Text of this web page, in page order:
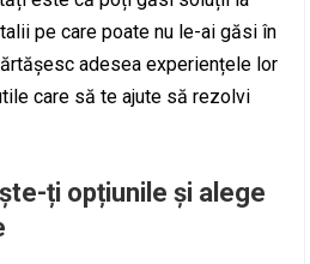
pe care poate nu le-ai găsi în
adesea experiențele lor
care să te ajute să rezolvi
ți opțiunile și alege